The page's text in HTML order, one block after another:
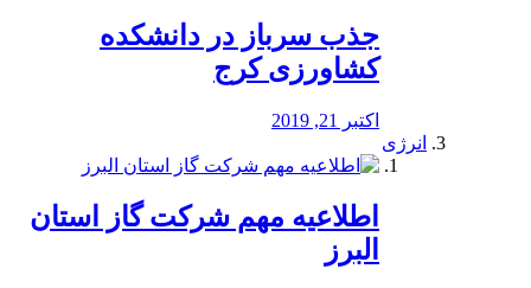
جذب سرباز در دانشکده
کشاورزی کرج
اکتبر 21, 2019
انرژی
️اطلاعیه مهم شرکت گاز استان
البرز